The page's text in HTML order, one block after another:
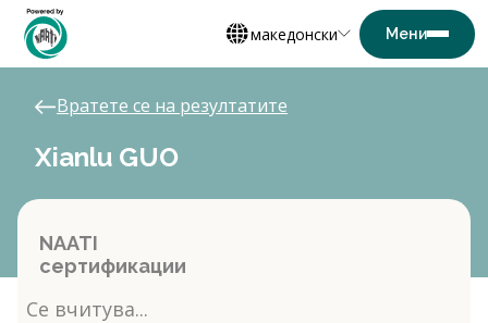
македонски
Вратете се на резултатите
Xianlu GUO
NAATI
сертификации
Се вчитува...